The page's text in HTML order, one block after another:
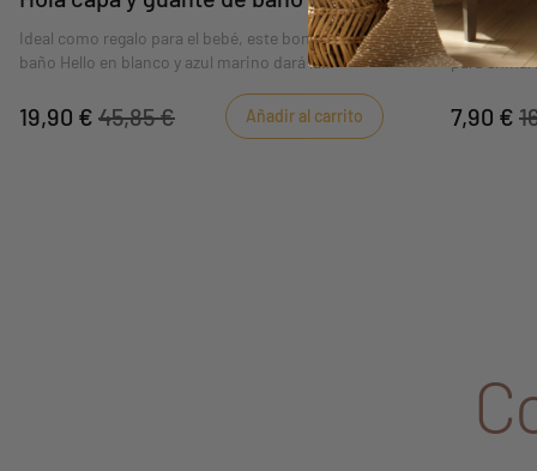
Ideal como regalo para el bebé, este bonito set de
baño Hello en blanco y azul marino dará la
19,90 € 45,85 € Añadir al carrito
El marco
para
7,90 €